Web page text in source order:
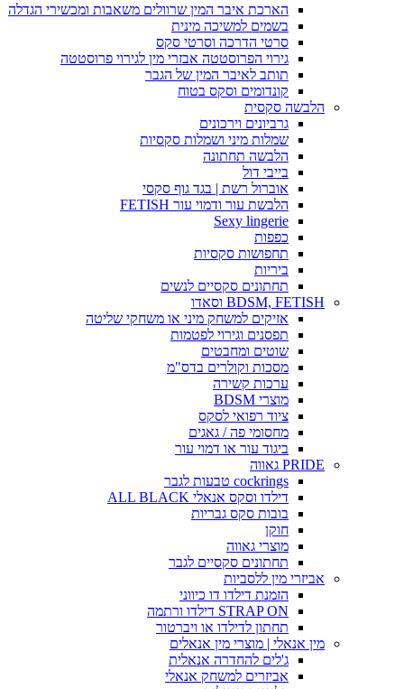
הארכת איבר המין שרוולים משאבות ומכשירי הגדלה
בשמים למשיכה מינית
סרטי הדרכה וסרטי סקס
גירוי הפרוסטטה אבזרי מין לגירוי פרוסטטה
תותב לאיבר המין של הגבר
קונדומים וסקס בטוח
הלבשה סקסית
גרביונים וירכונים
שמלות מיני ושמלות סקסיות
הלבשה תחתונה
בייבי דול
אוברול רשת | בגד גוף סקסי
הלבשת עור ודמוי עור FETISH
Sexy lingerie
כפפות
תחפושות סקסיות
ביריות
תחתונים סקסיים לנשים
BDSM, FETISH וסאדו
אזיקים למשחק מיני או משחקי שליטה
תפסנים וגירוי לפטמות
שוטים ומחבטים
מסכות וקולרים בדס"מ
ערכות קשירה
מוצרי BDSM
ציוד רפואי לסקס
מחסומי פה / גאגים
ביגוד עור או דמוי עור
PRIDE גאווה
cockrings טבעות לגבר
דילדו וסקס אנאלי ALL BLACK
בובות סקס גבריות
חוקן
מוצרי גאווה
תחתונים סקסיים לגבר
אביזרי מין ללסביות
הזמנת דילדו דו כיווני
STRAP ON דילדו ורתמה
תחתון לדילדו או ויברטור
מין אנאלי | מוצרי מין אנאלים
ג'לים להחדרה אנאלית
אביזרים למשחק אנאלי